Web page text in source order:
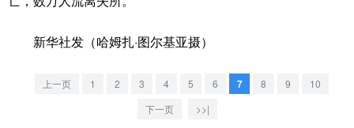
辽宁 吉林
浙江 安徽 福建 江西
湖北
新华社发（哈姆扎·图尔基亚摄）
上一页 1 2 3 4 5 6 7 8 9
10
下一页
>>|